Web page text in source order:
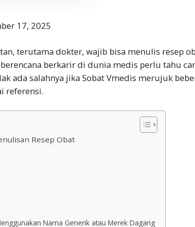
17, 2025
terutama dokter, wajib bisa menulis resep
berkarir di dunia medis perlu tahu
ada salahnya jika Sobat Vmedis merujuk
referensi.
Resep Obat
Nama Generik atau Merek Dagang